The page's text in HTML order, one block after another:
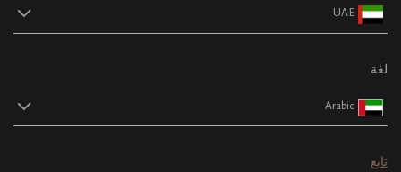
UAE
لغة
Arabic
تابع